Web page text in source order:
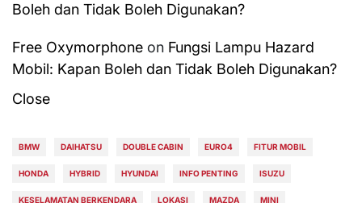
Boleh dan Tidak Boleh Digunakan?
Free Oxymorphone on Fungsi Lampu Hazard
Mobil: Kapan Boleh dan Tidak Boleh Digunakan?
Close
BMW DAIHATSU DOUBLE CABIN EURO4 FITUR MOBIL
HONDA HYBRID HYUNDAI INFO PENTING ISUZU
KESELAMATAN BERKENDARA LOKASI MAZDA MINI